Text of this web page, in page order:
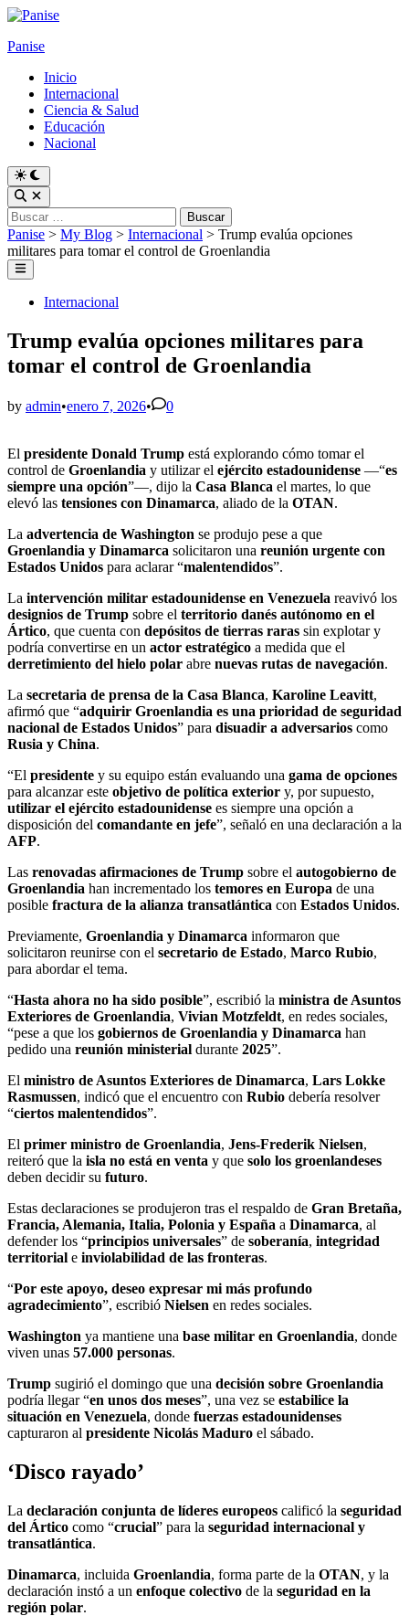
Skip
content
Panise
Inicio
Internacional
Ciencia & Salud
Educación
Nacional
Switch
to
dark
mode
Open
Search
Buscar:
Panise > My Blog > Internacional > Trump evalúa opciones
militares para tomar el control de Groenlandia
Main
Menu
PostedInternacional
Trump evalúa opciones militares para
tomar el control de Groenlandia
by admin•enero 7, 2026• 0
El presidente Donald Trump está explorando cómo tomar el
control de Groenlandia y utilizar el ejército estadounidense —“es
siempre una opción”—, dijo la Casa Blanca el martes, lo que
elevó las tensiones con Dinamarca, aliado de la OTAN.
La advertencia de Washington se produjo pese a que
Groenlandia y Dinamarca solicitaron una reunión urgente con
Estados Unidos para aclarar “malentendidos”.
La intervención militar estadounidense en Venezuela reavivó los
designios de Trump sobre el territorio danés autónomo en el
Ártico, que cuenta con depósitos de tierras raras sin explotar y
podría convertirse en un actor estratégico a medida que el
derretimiento del hielo polar abre nuevas rutas de navegación.
La secretaria de prensa de la Casa Blanca, Karoline Leavitt,
afirmó que “adquirir Groenlandia es una prioridad de seguridad
nacional de Estados Unidos” para disuadir a adversarios como
Rusia y China.
“El presidente y su equipo están evaluando una gama de opciones
para alcanzar este objetivo de política exterior y, por supuesto,
utilizar el ejército estadounidense es siempre una opción a
disposición del comandante en jefe”, señaló en una declaración a la
AFP.
Las renovadas afirmaciones de Trump sobre el autogobierno de
Groenlandia han incrementado los temores en Europa de una
posible fractura de la alianza transatlántica con Estados Unidos.
Previamente, Groenlandia y Dinamarca informaron que
solicitaron reunirse con el secretario de Estado, Marco Rubio,
para abordar el tema.
“Hasta ahora no ha sido posible”, escribió la ministra de Asuntos
Exteriores de Groenlandia, Vivian Motzfeldt, en redes sociales,
“pese a que los gobiernos de Groenlandia y Dinamarca han
pedido una reunión ministerial durante 2025”.
El ministro de Asuntos Exteriores de Dinamarca, Lars Lokke
Rasmussen, indicó que el encuentro con Rubio debería resolver
“ciertos malentendidos”.
El primer ministro de Groenlandia, Jens-Frederik Nielsen,
reiteró que la isla no está en venta y que solo los groenlandeses
deben decidir su futuro.
Estas declaraciones se produjeron tras el respaldo de Gran Bretaña,
Francia, Alemania, Italia, Polonia y España a Dinamarca, al
defender los “principios universales” de soberanía, integridad
territorial e inviolabilidad de las fronteras.
“Por este apoyo, deseo expresar mi más profundo
agradecimiento”, escribió Nielsen en redes sociales.
Washington ya mantiene una base militar en Groenlandia, donde
viven unas 57.000 personas.
Trump sugirió el domingo que una decisión sobre Groenlandia
podría llegar “en unos dos meses”, una vez se estabilice la
situación en Venezuela, donde fuerzas estadounidenses
capturaron al presidente Nicolás Maduro el sábado.
‘Disco rayado’
La declaración conjunta de líderes europeos calificó la seguridad
del Ártico como “crucial” para la seguridad internacional y
transatlántica.
Dinamarca, incluida Groenlandia, forma parte de la OTAN, y la
declaración instó a un enfoque colectivo de la seguridad en la
región polar.